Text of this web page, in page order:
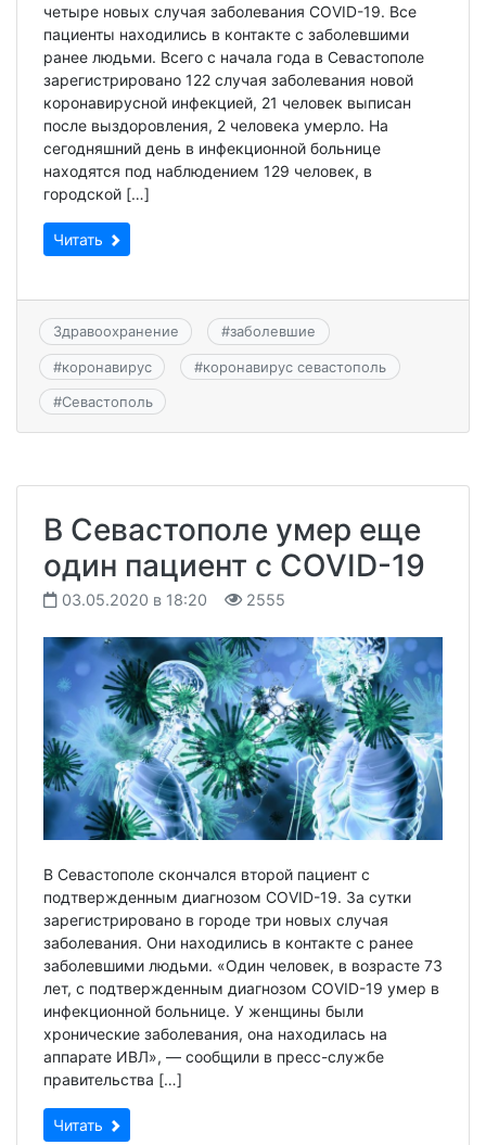
четыре новых случая заболевания COVID-19. Все
пациенты находились в контакте с заболевшими
ранее людьми. Всего с начала года в Севастополе
зарегистрированo 122 случая заболевания новой
коронавирусной инфекцией, 21 человек выписан
после выздоровления, 2 человека умерло. На
сегодняшний день в инфекционной больнице
находятся под наблюдением 129 человек, в
городской […]
Читать
Здравоохранение #заболевшие
#коронавирус #коронавирус севастополь
#Севастополь
В Севастополе умер еще
один пациент с COVID-19
03.05.2020 в 18:20 2555
В Севастополе скончался второй пациент с
подтвержденным диагнозом COVID-19. За сутки
зарегистрировано в городе три новых случая
заболевания. Они находились в контакте с ранее
заболевшими людьми. «Один человек, в возрасте 73
лет, с подтвержденным диагнозом COVID-19 умер в
инфекционной больнице. У женщины были
хронические заболевания, она находилась на
аппарате ИВЛ», — сообщили в пресс-службе
правительства […]
Читать